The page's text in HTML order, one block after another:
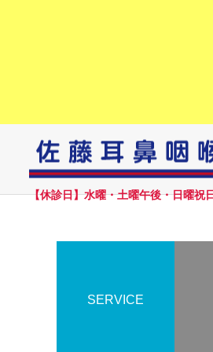
【休診日】水曜・土曜午後・日曜祝
SERVICE